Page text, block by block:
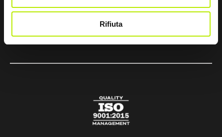
Rifiuta
amm.ne@pec.sirsafety.com
vendite@pec.sirsafety.com